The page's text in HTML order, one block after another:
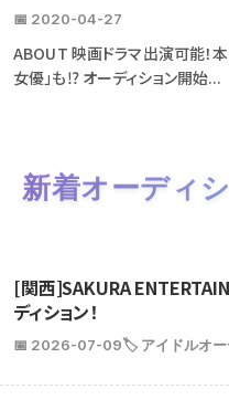
📅 2020-04-27
ABOUT 映画ドラマ出演可能！
女優」も⁉ オーディション開始...
新着オーディ
[関西]SAKURA
ディション！
📅 2026-07-09🏷️ アイドルオー